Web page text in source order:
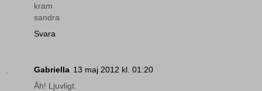
kram
sandra
Svara
Gabriella 13 maj 2012 kl. 01:20
Åh! Ljuvligt.